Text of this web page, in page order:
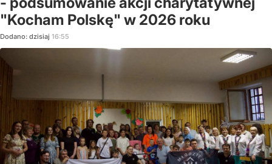
"Kocham Polskę" w 2026 roku
Dodano: dzisiaj 16:55